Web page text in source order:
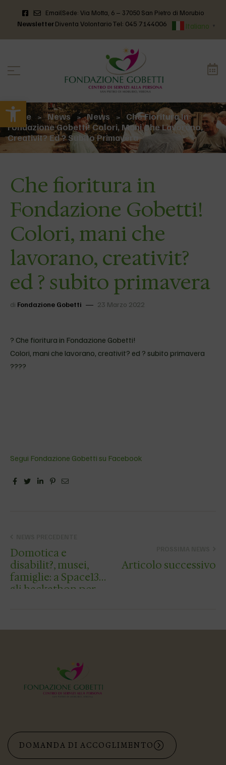
Apri la barra degli strumenti
EmailSede: Via Motta, 6 – 37050 San Pietro di Morubio
NewsletterDiventa VolontarioTel: 045 7144006 Italiano ▼
Home > News > News >
Che Fioritura In
Fondazione Gobetti! Colori, Mani Che Lavorano,
Creativit? Ed ? Subito Primavera
Che fioritura in
Fondazione Gobetti!
Colori, mani che
lavorano, creativit?
ed ? subito primavera
di Fondazione Gobetti 23 Marzo 2022
? Che fioritura in Fondazione Gobetti!
Colori, mani che lavorano, creativit? ed ? subito primavera
????
Segui Fondazione Gobetti su Facebook
FacebookTwitterLinkedinPinterest
Email
Domotica e
disabilit?, musei,
famiglie: a Space13
gli hackathon per
Articolo successivo
DOMANDA DI ACCOGLIMENTO